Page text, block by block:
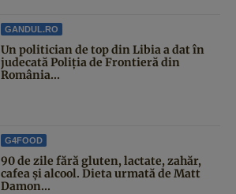
GANDUL.RO
Un politician de top din Libia a dat în
judecată Poliția de Frontieră din
România...
G4FOOD
90 de zile fără gluten, lactate, zahăr,
cafea și alcool. Dieta urmată de Matt
Damon...